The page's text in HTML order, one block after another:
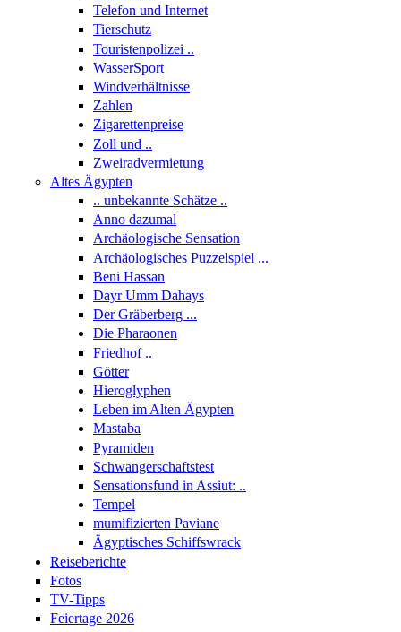
Telefon und Internet
Tierschutz
Touristenpolizei ..
WasserSport
Windverhältnisse
Zahlen
Zigarettenpreise
Zoll und ..
Zweiradvermietung
Altes Ägypten
.. unbekannte Schätze ..
Anno dazumal
Archäologische Sensation
Archäologisches Puzzelspiel ...
Beni Hassan
Dayr Umm Dahays
Der Gräberberg ...
Die Pharaonen
Friedhof ..
Götter
Hieroglyphen
Leben im Alten Ägypten
Mastaba
Pyramiden
Schwangerschaftstest
Sensationsfund in Assiut: ..
Tempel
mumifizierten Paviane
Ägyptisches Schiffswrack
Reiseberichte
Fotos
TV-Tipps
Feiertage 2026